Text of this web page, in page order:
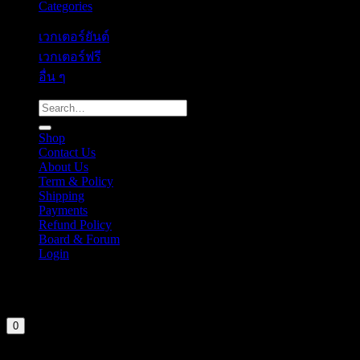
Categories
เวกเตอร์ยันต์
เวกเตอร์ฟรี
อื่น ๆ
Search
for:
Shop
Contact Us
About Us
Term & Policy
Shipping
Payments
Refund Policy
Board & Forum
Login
0